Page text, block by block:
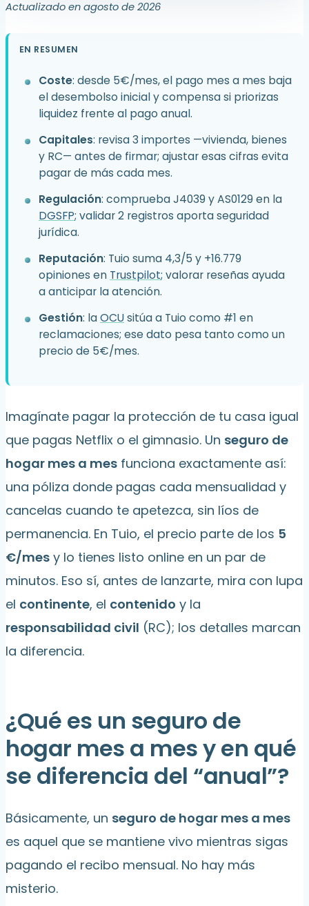
Actualizado en agosto de 2026
EN RESUMEN
Coste: desde 5€/mes, el pago mes a mes baja
el desembolso inicial y compensa si priorizas
liquidez frente al pago anual.
Capitales: revisa 3 importes —vivienda, bienes
y RC— antes de firmar; ajustar esas cifras evita
pagar de más cada mes.
Regulación: comprueba J4039 y AS0129 en la
DGSFP; validar 2 registros aporta seguridad
jurídica.
Reputación: Tuio suma 4,3/5 y +16.779
opiniones en Trustpilot; valorar reseñas ayuda
a anticipar la atención.
Gestión: laOCUsitúa a Tuio como #1 en
reclamaciones; ese dato pesa tanto como un
precio de 5€/mes.
Imagínate pagar la protección de tu casa igual
que pagas Netflix o el gimnasio. Un seguro de
hogar mes a mes funciona exactamente así:
una póliza donde pagas cada mensualidad y
cancelas cuando te apetezca, sin líos de
permanencia. En Tuio, el precio parte de los 5
€/mes y lo tienes listo online en un par de
minutos. Eso sí, antes de lanzarte, mira con lupa
el continente, el contenido y la
responsabilidad civil (RC); los detalles marcan
la diferencia.
¿Qué es un seguro de
hogar mes a mes y en qué
se diferencia del “anual”?
Básicamente, un seguro de hogar mes a mes
es aquel que se mantiene vivo mientras sigas
pagando el recibo mensual. No hay más
misterio.